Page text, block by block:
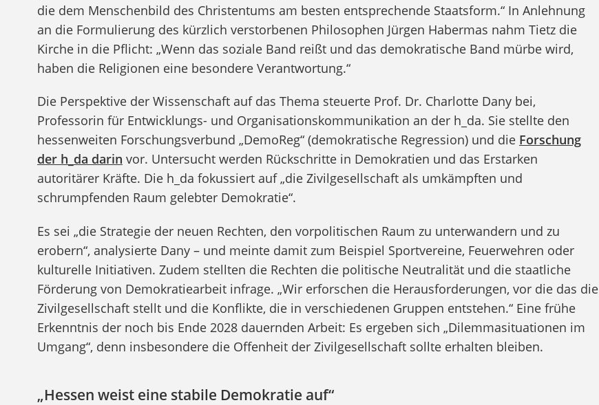
die dem Menschenbild des Christentums am besten entsprechende Staatsform.“ In Anlehnung
an die Formulierung des kürzlich verstorbenen Philosophen Jürgen Habermas nahm Tietz die
Kirche in die Pflicht: „Wenn das soziale Band reißt und das demokratische Band mürbe wird,
haben die Religionen eine besondere Verantwortung.“
Die Perspektive der Wissenschaft auf das Thema steuerte Prof. Dr. Charlotte Dany bei,
Professorin für Entwicklungs- und Organisationskommunikation an der h_da. Sie stellte den
hessenweiten Forschungsverbund „DemoReg“ (demokratische Regression) und die Forschung
der h_da darin vor. Untersucht werden Rückschritte in Demokratien und das Erstarken
autoritärer Kräfte. Die h_da fokussiert auf „die Zivilgesellschaft als umkämpften und
schrumpfenden Raum gelebter Demokratie“.
Es sei „die Strategie der neuen Rechten, den vorpolitischen Raum zu unterwandern und zu
erobern“, analysierte Dany – und meinte damit zum Beispiel Sportvereine, Feuerwehren oder
kulturelle Initiativen. Zudem stellten die Rechten die politische Neutralität und die staatliche
Förderung von Demokratiearbeit infrage. „Wir erforschen die Herausforderungen, vor die das die
Zivilgesellschaft stellt und die Konflikte, die in verschiedenen Gruppen entstehen.“ Eine frühe
Erkenntnis der noch bis Ende 2028 dauernden Arbeit: Es ergeben sich „Dilemmasituationen im
Umgang“, denn insbesondere die Offenheit der Zivilgesellschaft sollte erhalten bleiben.
„Hessen weist eine stabile Demokratie auf“